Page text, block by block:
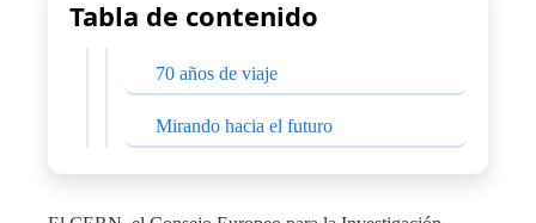
Tabla de contenido
70 años de viaje
Mirando hacia el futuro